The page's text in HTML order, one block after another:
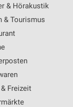
& Hörakustik
& Tourismus
Freizeit